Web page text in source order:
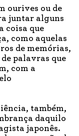
ourives ou de
juntar alguns
coisa que
como aquelas
de memórias,
palavras que
com a
também,
daquilo
japonês.